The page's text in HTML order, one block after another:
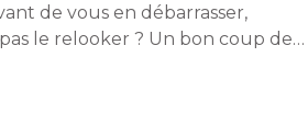
de vous en débarrasser,
le relooker ? Un bon coup de